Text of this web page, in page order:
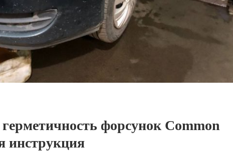
форсунок Common
инструкция